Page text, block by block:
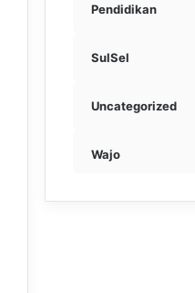
Pendidikan
SulSel
Uncategorized
Wajo